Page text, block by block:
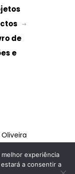
de
e
experiência
a consentir a